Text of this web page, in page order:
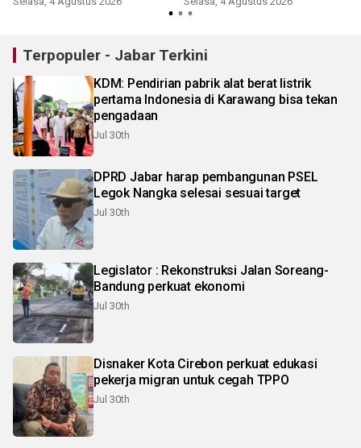
Terpopuler - Jabar Terkini
KDM: Pendirian pabrik alat berat listrik
pertama Indonesia di Karawang bisa tekan
pengadaan
Jul 30th
DPRD Jabar harap pembangunan PSEL
Legok Nangka selesai sesuai target
Jul 30th
Legislator : Rekonstruksi Jalan Soreang-
Bandung perkuat ekonomi
Jul 30th
Disnaker Kota Cirebon perkuat edukasi
pekerja migran untuk cegah TPPO
Jul 30th